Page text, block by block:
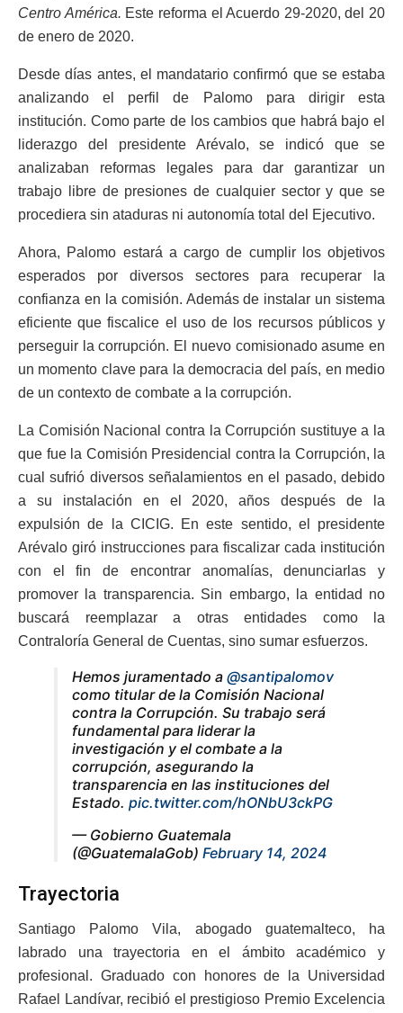
Centro América. Este reforma el Acuerdo 29-2020, del 20
de enero de 2020.
Desde días antes, el mandatario confirmó que se estaba
analizando el perfil de Palomo para dirigir esta
institución. Como parte de los cambios que habrá bajo el
liderazgo del presidente Arévalo, se indicó que se
analizaban reformas legales para dar garantizar un
trabajo libre de presiones de cualquier sector y que se
procediera sin ataduras ni autonomía total del Ejecutivo.
Ahora, Palomo estará a cargo de cumplir los objetivos
esperados por diversos sectores para recuperar la
confianza en la comisión. Además de instalar un sistema
eficiente que fiscalice el uso de los recursos públicos y
perseguir la corrupción. El nuevo comisionado asume en
un momento clave para la democracia del país, en medio
de un contexto de combate a la corrupción.
La Comisión Nacional contra la Corrupción sustituye a la
que fue la Comisión Presidencial contra la Corrupción, la
cual sufrió diversos señalamientos en el pasado, debido
a su instalación en el 2020, años después de la
expulsión de la CICIG. En este sentido, el presidente
Arévalo giró instrucciones para fiscalizar cada institución
con el fin de encontrar anomalías, denunciarlas y
promover la transparencia. Sin embargo, la entidad no
buscará reemplazar a otras entidades como la
Contraloría General de Cuentas, sino sumar esfuerzos.
Hemos juramentado a @santipalomov
como titular de la Comisión Nacional
contra la Corrupción. Su trabajo será
fundamental para liderar la
investigación y el combate a la
corrupción, asegurando la
transparencia en las instituciones del
Estado. pic.twitter.com/hONbU3ckPG
— Gobierno Guatemala
(@GuatemalaGob) February 14, 2024
Trayectoria
Santiago Palomo Vila, abogado guatemalteco, ha
labrado una trayectoria en el ámbito académico y
profesional. Graduado con honores de la Universidad
Rafael Landívar, recibió el prestigioso Premio Excelencia